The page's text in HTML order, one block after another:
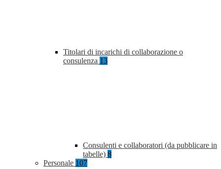
Titolari di incarichi di collaborazione o
consulenza 13
Consulenti e collaboratori (da pubblicare in
tabelle) 8
Personale 107